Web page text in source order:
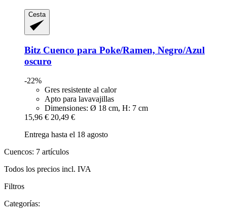
Cesta
Bitz Cuenco para Poke/Ramen, Negro/Azul
oscuro
-22%
Gres resistente al calor
Apto para lavavajillas
Dimensiones: Ø 18 cm, H: 7 cm
15,96 € 20,49 €
Entrega hasta el 18 agosto
Cuencos: 7 artículos
Todos los precios incl. IVA
Filtros
Categorías: